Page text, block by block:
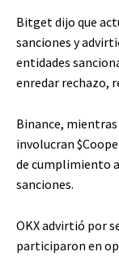
Bitget dijo que
sanciones y
entidades
enredar rechazo,
Binance,
involucran
de cumplimiento
sanciones.
OKX advirtió por
participaron en